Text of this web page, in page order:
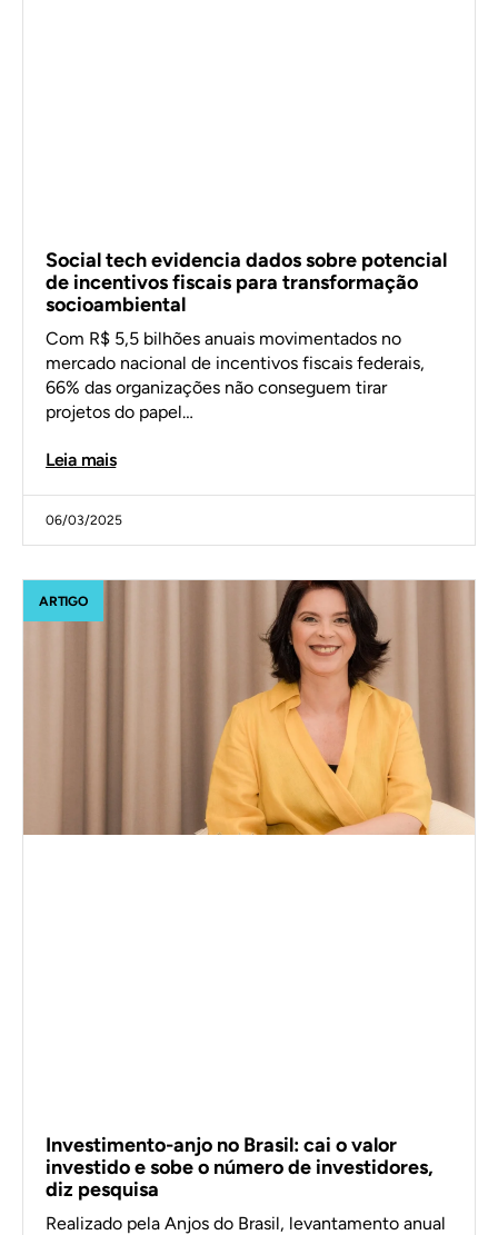
Social tech evidencia dados sobre potencial
de incentivos fiscais para transformação
socioambiental
Com R$ 5,5 bilhões anuais movimentados no
mercado nacional de incentivos fiscais federais,
66% das organizações não conseguem tirar
projetos do papel…
Leia mais
06/03/2025
ARTIGO
Investimento-anjo no Brasil: cai o valor
investido e sobe o número de investidores,
diz pesquisa
Realizado pela Anjos do Brasil, levantamento anual